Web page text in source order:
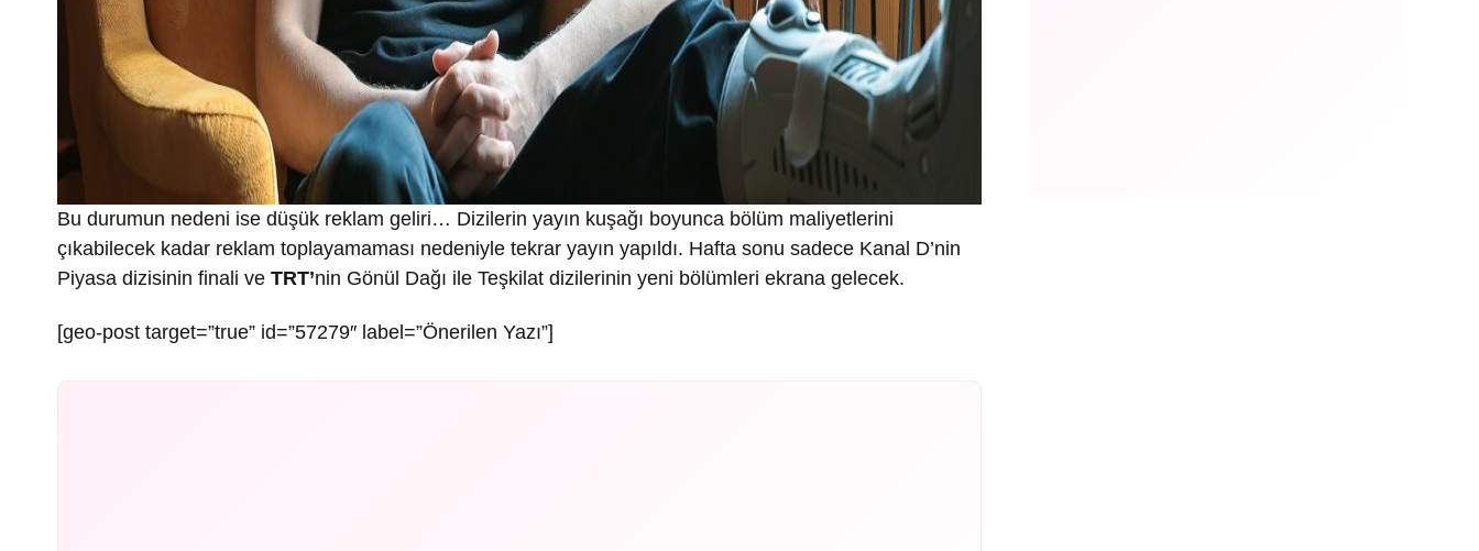
Bu durumun nedeni ise düşük reklam geliri… Dizilerin yayın kuşağı boyunca bölüm maliyetlerini
çıkabilecek kadar reklam toplayamaması nedeniyle tekrar yayın yapıldı. Hafta sonu sadece Kanal D’nin
Piyasa dizisinin finali ve TRT’nin Gönül Dağı ile Teşkilat dizilerinin yeni bölümleri ekrana gelecek.
[geo-post target=”true” id=”57279″ label=”Önerilen Yazı”]